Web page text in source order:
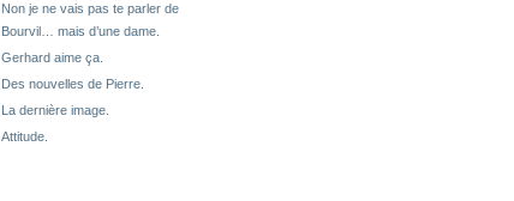
Non je ne vais pas te parler de
Bourvil… mais d’une dame.
Gerhard aime ça.
Des nouvelles de Pierre.
La dernière image.
Attitude.